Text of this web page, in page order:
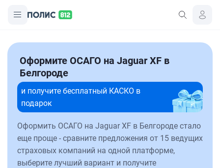
Оформите ОСАГО на Jaguar XF в
Белгороде
и получите бесплатный КАСКО в
подарок
Оформить ОСАГО на Jaguar XF в Белгороде стало
еще проще - сравните предложения от 15 ведущих
страховых компаний на одной платформе,
выберите лучший вариант и получите